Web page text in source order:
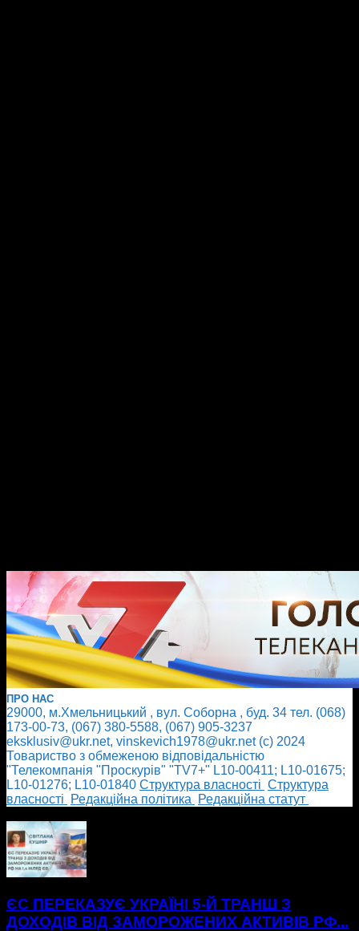
ПРО НАС
29000, м.Хмельницький , вул. Соборна , буд. 34 тел. (068)
173-00-73, (067) 380-5588, (067) 905-3237
eksklusiv@ukr.net, vinskevich1978@ukr.net (с) 2024
Товариство з обмеженою відповідальністю
"Телекомпанія "Проскурів" "TV7+" L10-00411; L10-01675;
L10-01276; L10-01840 Cтруктура власності Cтруктура
власності
Редакційна політика
Редакційна статут
ЄС ПЕРЕКАЗУЄ УКРАЇНІ 5-Й ТРАНШ З
ДОХОДІВ ВІД ЗАМОРОЖЕНИХ АКТИВІВ РФ...